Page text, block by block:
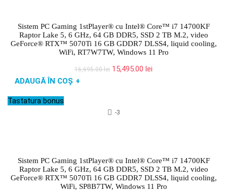
Sistem PC Gaming 1stPlayer® cu Intel® Core™ i7 14700KF
Raptor Lake 5, 6 GHz, 64 GB DDR5, SSD 2 TB M.2, video
GeForce® RTX™ 5070Ti 16 GB GDDR7 DLSS4, liquid cooling,
WiFi, RT7W7TW, Windows 11 Pro
16,695.00lei Prețul
15,495.00 lei
ADAUGĂ ÎN COȘ +
Tastatura bonus
-3
Sistem PC Gaming 1stPlayer® cu Intel® Core™ i7 14700KF
Raptor Lake 5, 6 GHz, 64 GB DDR5, SSD 2 TB M.2, video
GeForce® RTX™ 5070Ti 16 GB GDDR7 DLSS4, liquid cooling,
WiFi, SP8B7TW, Windows 11 Pro